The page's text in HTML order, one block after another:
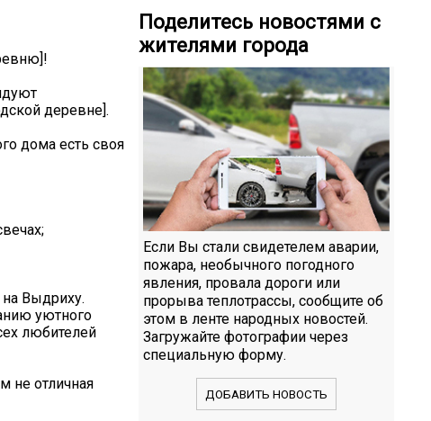
деревне].
дома есть своя
Выдриху.
уютного
любителей
не отличная
Поделитесь новостями с
жителями города
Если Вы стали свидетелем аварии,
пожара, необычного погодного
явления, провала дороги или
прорыва теплотрассы, сообщите об
этом в ленте народных новостей.
Загружайте фотографии через
специальную форму.
ДОБАВИТЬ НОВОСТЬ